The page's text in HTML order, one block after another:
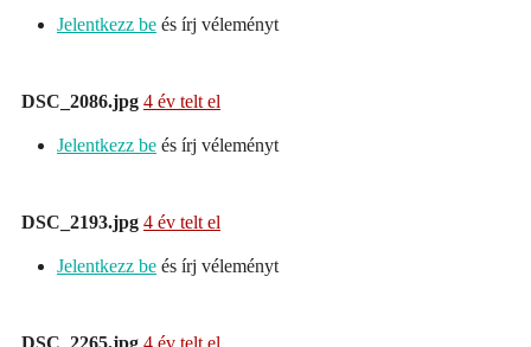
Jelentkezz be és írj véleményt
DSC_2086.jpg 4 év telt el
Jelentkezz be és írj véleményt
DSC_2193.jpg 4 év telt el
Jelentkezz be és írj véleményt
DSC_2265.jpg 4 év telt el